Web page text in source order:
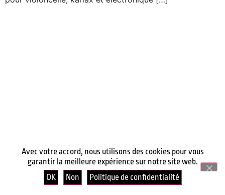
Avec votre accord, nous utilisons des cookies pour vous
garantir la meilleure expérience sur notre site web.
OK
Non Politique de confidentialité